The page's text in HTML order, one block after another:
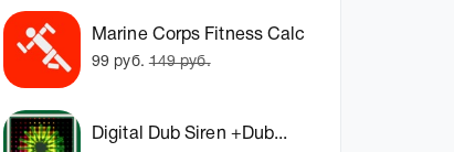
Marine Corps Fitness Calc
99 руб. 149 руб.
Digital Dub Siren +Dub...